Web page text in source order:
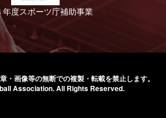
年度スポーツ庁補助事業
・画像等の無断での複製・転載を禁止します。
Association.All Rights Reserved.